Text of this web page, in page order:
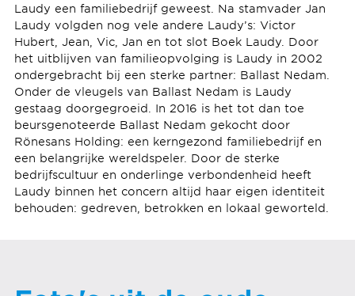
Laudy een familiebedrijf geweest. Na stamvader Jan
Laudy volgden nog vele andere Laudy’s: Victor
Hubert, Jean, Vic, Jan en tot slot Boek Laudy. Door
het uitblijven van familieopvolging is Laudy in 2002
ondergebracht bij een sterke partner: Ballast Nedam.
Onder de vleugels van Ballast Nedam is Laudy
gestaag doorgegroeid. In 2016 is het tot dan toe
beursgenoteerde Ballast Nedam gekocht door
Rönesans Holding: een kerngezond familiebedrijf en
een belangrijke wereldspeler. Door de sterke
bedrijfscultuur en onderlinge verbondenheid heeft
Laudy binnen het concern altijd haar eigen identiteit
behouden: gedreven, betrokken en lokaal geworteld.